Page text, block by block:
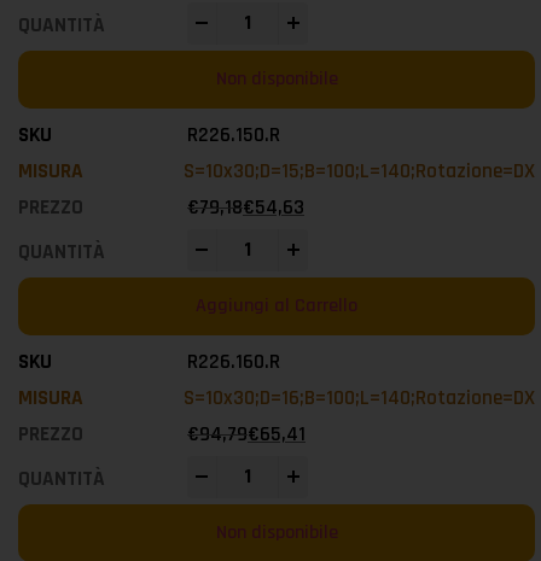
Non disponibile
R226.150.R
S=10x30;D=15;B=100;L=140;Rotazione=DX
€79,18€54,63
Aggiungi al Carrello
R226.160.R
S=10x30;D=16;B=100;L=140;Rotazione=DX
€94,79€65,41
Non disponibile